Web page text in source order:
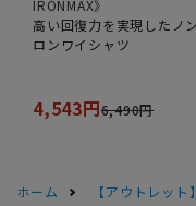
IRONMAX》
高い回復力を実現したノ
ロンワイシャツ
4,543円6,490円
ホーム 【アウトレット